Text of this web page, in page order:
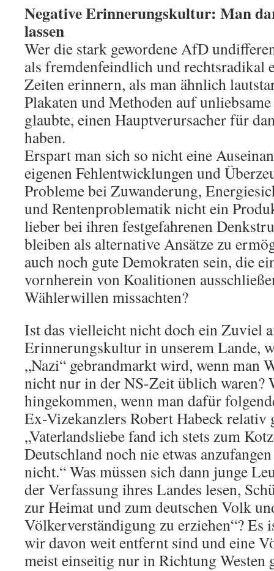
Negative Erinnerungskultur: Man
lassen
Wer die stark gewordene AfD
als fremdenfeindlich und rechtsradikal
Zeiten erinnern, als man ähnlich
Plakaten und Methoden auf
glaubte, einen Hauptverursacher für
haben.
Erspart man sich so nicht eine
eigenen Fehlentwicklungen und
Probleme bei Zuwanderung,
und Rentenproblematik nicht ein
lieber bei ihren festgefahrenen
bleiben als alternative Ansätze zu
auch noch gute Demokraten sein, die
vornherein von Koalitionen
Wählerwillen missachten?
Ist das vielleicht nicht doch ein Zuviel
Erinnerungskultur in unserem Lande,
„Nazi“ gebrandmarkt wird, wenn man
nicht nur in der NS-Zeit üblich waren?
hingekommen, wenn man dafür
Ex-Vizekanzlers Robert Habeck relativ
„Vaterlandsliebe fand ich stets zum
Deutschland noch nie etwas
nicht.“ Was müssen sich dann junge
der Verfassung ihres Landes lesen,
zur Heimat und zum deutschen Volk
Völkerverständigung zu erziehen“? Es
wir davon weit entfernt sind und eine
meist einseitig nur in Richtung Westen